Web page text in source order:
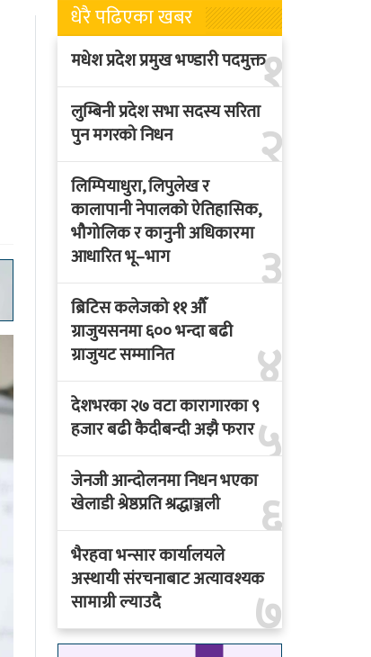
धेरै पढिएका खबर
१
मधेश प्रदेश प्रमुख भण्डारी पदमुक्त
२
लुम्बिनी प्रदेश सभा सदस्य सरिता
पुन मगरको निधन
३
लिम्पियाधुरा, लिपुलेख र
कालापानी नेपालको ऐतिहासिक,
भौगोलिक र कानुनी अधिकारमा
आधारित भू–भाग
४
ब्रिटिस कलेजको ११ औँ
ग्राजुयसनमा ६०० भन्दा बढी
ग्राजुयट सम्मानित
५
देशभरका २७ वटा कारागारका ९
हजार बढी कैदीबन्दी अझै फरार
६
जेनजी आन्दोलनमा निधन भएका
खेलाडी श्रेष्ठप्रति श्रद्धाञ्जली
७
भैरहवा भन्सार कार्यालयले
अस्थायी संरचनाबाट अत्यावश्यक
सामाग्री ल्याउदै